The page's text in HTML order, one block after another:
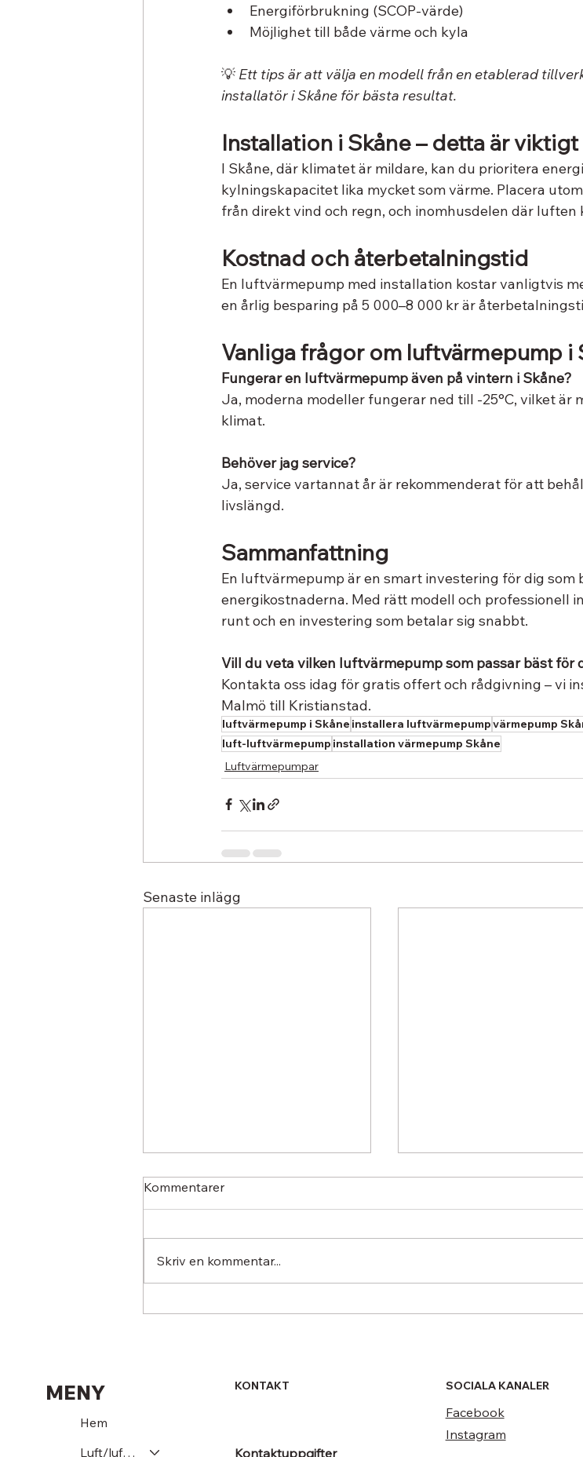
Energiförbrukning (SCOP-värde)
Möjlighet till både värme och kyla
💡 Ett tips är att välja en modell från en etablerad
installatör i Skåne för bästa resultat.
Installation i Skåne – detta är viktigt
I Skåne, där klimatet är mildare, kan du prioritera
kylningskapacitet lika mycket som värme. Placera
från direkt vind och regn, och inomhusdelen där luften
Kostnad och återbetalningstid
En luftvärmepump med installation kostar vanligtvis
en årlig besparing på 5 000–8 000 kr är
Vanliga frågor om luftvärmepump i
Fungerar en luftvärmepump även på vintern i Skåne?
Ja, moderna modeller fungerar ned till -25°C, vilket är
klimat.
Behöver jag service?
Ja, service vartannat år är rekommenderat för att
livslängd.
Sammanfattning
En luftvärmepump är en smart investering för dig som
energikostnaderna. Med rätt modell och professionell
runt och en investering som betalar sig snabbt.
Vill du veta vilken luftvärmepump som passar bäst för
Kontakta oss idag för gratis offert och rådgivning – vi
Malmö till Kristianstad.
luftvärmepump i Skåne installera luftvärmepumpvärmepump
luft-luftvärmepump installation värmepump Skåne
Luftvärmepumpar
Senaste inlägg
Kommentarer
Skriv en kommentar...
MENY
Hem
Luft/luftvärmepump
KONTAKT
Kontaktuppgifter
SOCIALA KANALER
Facebook
Instagram